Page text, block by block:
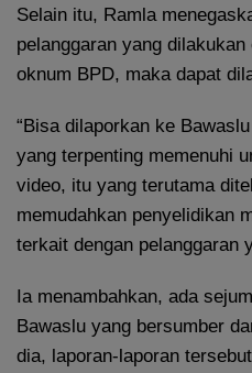
Selain itu, Ramla
pelanggaran yang
oknum BPD, maka dapat
“Bisa dilaporkan ke
yang terpenting memenuhi
video, itu yang terutama
memudahkan penyelidikan
terkait dengan pelanggaran
Ia menambahkan, ada
Bawaslu yang bersumber
dia, laporan-laporan